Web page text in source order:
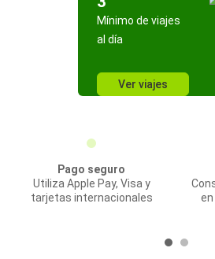
Mínimo de viajes
al día
Ver viajes
Pago seguro
Utiliza Apple Pay, Visa y
tarjetas internacionales